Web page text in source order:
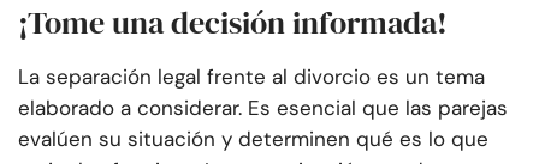
¡Tome una decisión informada!
La separación legal frente al divorcio es un tema
elaborado a considerar. Es esencial que las parejas
evalúen su situación y determinen qué es lo que